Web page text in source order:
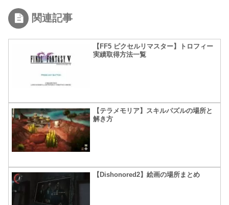
関連記事
【FF5 ピクセルリマスター】トロフィー
実績取得方法一覧
【テラメモリア】スキルパズルの場所と
解き方
【Dishonored2】絵画の場所まとめ